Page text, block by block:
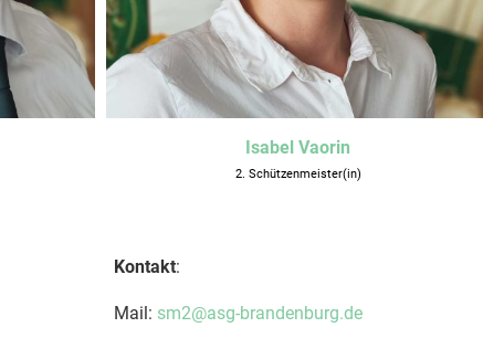
Isabel Vaorin
2. Schützenmeister(in)
Kontakt:
Mail: sm2@asg-brandenburg.de